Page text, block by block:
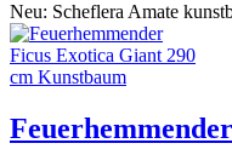
Neu: Scheflera Amate